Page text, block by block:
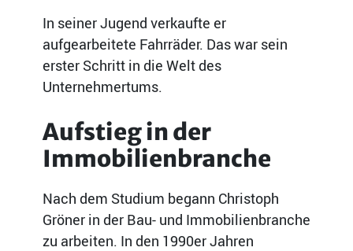
In seiner Jugend verkaufte er
aufgearbeitete Fahrräder. Das war sein
erster Schritt in die Welt des
Unternehmertums.
Aufstieg in der
Immobilienbranche
Nach dem Studium begann Christoph
Gröner in der Bau- und Immobilienbranche
zu arbeiten. In den 1990er Jahren